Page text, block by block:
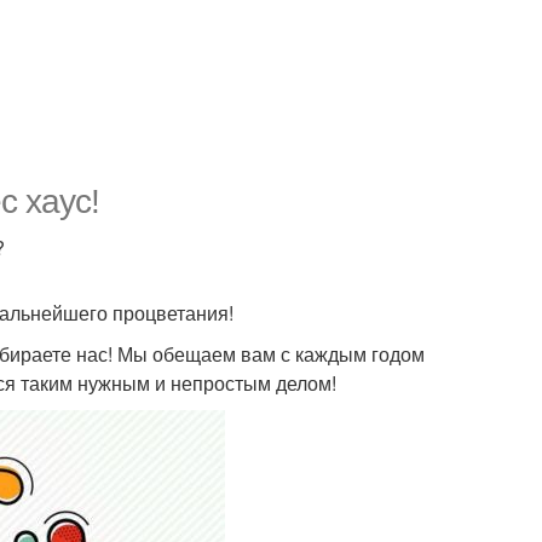
хаус!
процветания!
нас! Мы обещаем вам с каждым годом
таким нужным и непростым делом!